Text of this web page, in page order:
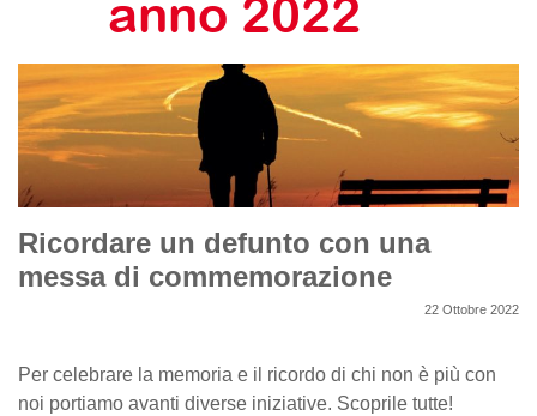
anno 2022
Ricordare un defunto con una
messa di commemorazione
22 Ottobre 2022
Per celebrare la memoria e il ricordo di chi non è più con
noi portiamo avanti diverse iniziative. Scoprile tutte!